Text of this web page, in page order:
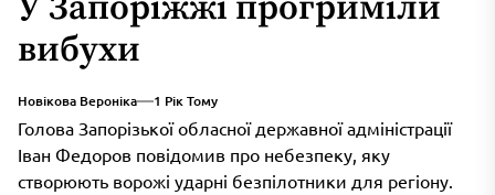
У Запоріжжі прогриміли
вибухи
Новікова Вероніка 1 Рік Тому
Голова Запорізької обласної державної адміністрації
Іван Федоров повідомив про небезпеку, яку
створюють ворожі ударні безпілотники для регіону.